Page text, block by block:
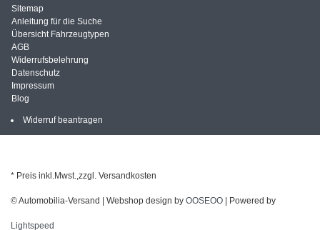
Sitemap
Anleitung für die Suche
Übersicht Fahrzeugtypen
AGB
Widerrufsbelehrung
Datenschutz
Impressum
Blog
Widerruf beantragen
* Preis inkl.Mwst.,zzgl. Versandkosten
© Automobilia-Versand | Webshop design by OOSEOO | Powered by
Lightspeed